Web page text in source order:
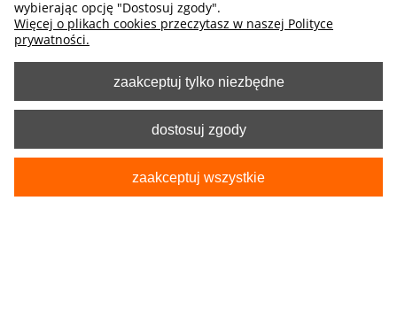
wybierając opcję "Dostosuj zgody".
Więcej o plikach cookies przeczytasz w naszej Polityce
prywatności.
zaakceptuj tylko niezbędne
dostosuj zgody
zaakceptuj wszystkie